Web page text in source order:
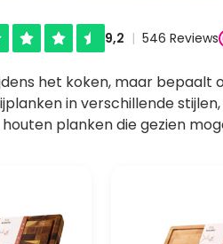
het koken, maar
in verschillende
planken die gezien